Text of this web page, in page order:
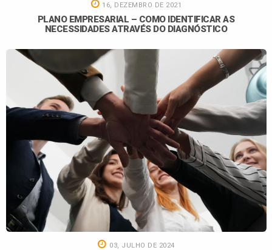
16, DEZEMBRO DE 2021
PLANO EMPRESARIAL – COMO IDENTIFICAR AS
NECESSIDADES ATRAVÉS DO DIAGNÓSTICO
03, JULHO DE 2024